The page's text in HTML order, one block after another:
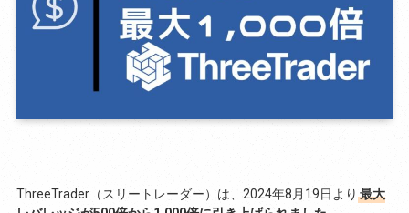
ThreeTrader（スリートレーダー）は、2024年8月19日より 最大